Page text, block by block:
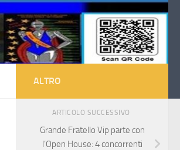
ALTRO
ARTICOLO SUCCESSIVO
Grande Fratello Vip parte con
l’Open House: 4 concorrenti